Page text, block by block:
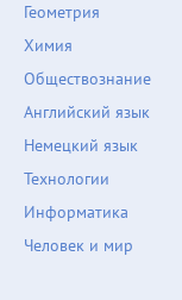
Геометрия
Химия
Обществознание
Английский язык
Немецкий язык
Технологии
Информатика
Человек и мир